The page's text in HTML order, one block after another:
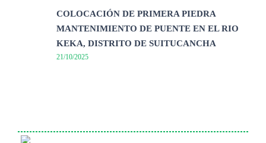
COLOCACIÓN DE PRIMERA PIEDRA
MANTENIMIENTO DE PUENTE EN EL RIO
KEKA, DISTRITO DE SUITUCANCHA
21/10/2025